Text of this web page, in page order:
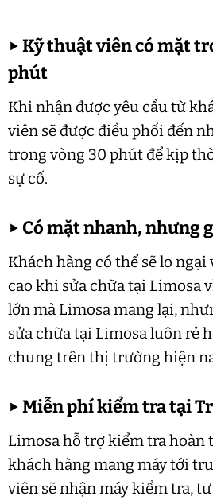
▶Kỹ thuật viên có mặt
phút
Khi nhận được yêu cầu từ
viên sẽ được điều phối đến
trong vòng 30 phút để kịp
sự cố.
▶ Có mặt nhanh, nhưng
Khách hàng có thể sẽ lo
cao khi sửa chữa tại Limosa
lớn mà Limosa mang lại,
sửa chữa tại Limosa luôn rẻ
chung trên thị trường hiện
▶Miễn phí kiểm tra tại
Limosa hỗ trợ kiểm tra hoàn
khách hàng mang máy tới
viên sẽ nhận máy kiểm tra,